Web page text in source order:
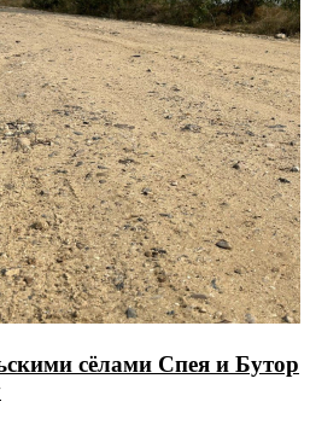
сёлами Спея и Бутор